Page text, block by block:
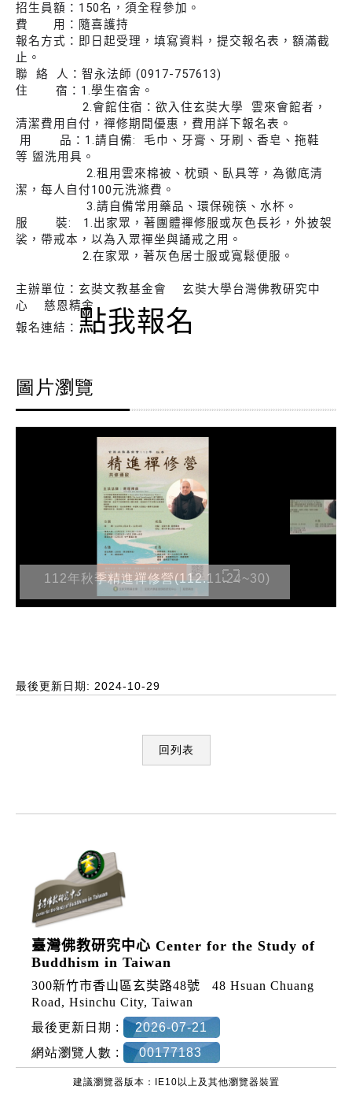
招生員額：150名，須全程參加。
費 用：隨喜護持
報名方式：即日起受理，填寫資料，提交報名表，額滿截
止。
聯 絡 人：智永法師 (0917-757613)
住 宿：1.學生宿舍。
2.會館住宿：欲入住玄奘大學 雲來會館者，
清潔費用自付，禪修期間優惠，費用詳下報名表。
用 品：1.請自備: 毛巾、牙膏、牙刷、香皂、拖鞋
等 盥洗用具。
2.租用雲來棉被、枕頭、臥具等，為徹底清
潔，每人自付100元洗滌費。
3.請自備常用藥品、環保碗筷、水杯。
服 裝: 1.出家眾，著團體禪修服或灰色長衫，外披袈
裟，帶戒本，以為入眾禪坐與誦戒之用。
2.在家眾，著灰色居士服或寬鬆便服。
主辦單位：玄奘文教基金會 玄奘大學台灣佛教研究中
心 慈恩精舍
報名連結： 點我報名
圖片瀏覽
112年秋季精進禪修營(112.11.24~30)
最後更新日期: 2024-10-29
回列表
臺灣佛教研究中心 Center for the Study of
Buddhism in Taiwan
300新竹市香山區玄奘路48號
48 Hsuan Chuang
Road, Hsinchu City, Taiwan
最後更新日期 :
2026-07-21
網站瀏覽人數 :
00177183
建議瀏覽器版本：IE10以上及其他瀏覽器裝置